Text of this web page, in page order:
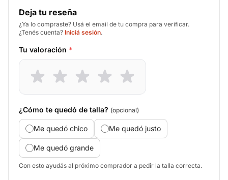
Deja tu reseña
¿Ya lo compraste? Usá el email de tu compra para verificar.
¿Tenés cuenta? Iniciá sesión.
Tu valoración *
¿Cómo te quedó de talla? (opcional)
Me quedó chico Me quedó justo
Me quedó grande
Con esto ayudás al próximo comprador a pedir la talla correcta.